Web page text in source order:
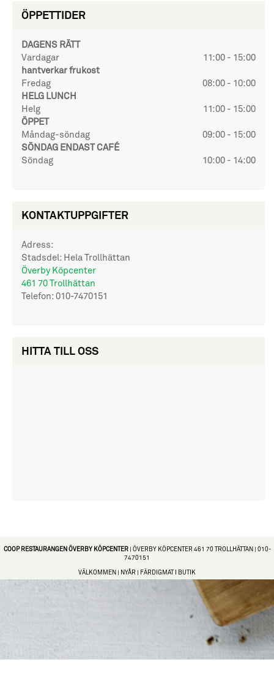
ÖPPETTIDER
DAGENS RÄTT
Vardagar
11:00 - 15:00
hantverkar frukost
Fredag
08:00 - 10:00
HELG LUNCH
Helg
11:00 - 15:00
ÖPPET
Måndag-söndag
09:00 - 15:00
SÖNDAG ENDAST CAFÉ
Söndag
10:00 - 14:00
KONTAKTUPPGIFTER
Adress:
Stadsdel: Hela Trollhättan
Överby Köpcenter
461 70 Trollhättan
Telefon:010-7470151
HITTA TILL OSS
COOP RESTAURANGEN ÖVERBY KÖPCENTER | ÖVERBY KÖPCENTER 461 70 TROLLHÄTTAN | 010-
7470151
VÄLKOMMEN | NYÅR | FÄRDIGMAT I BUTIK